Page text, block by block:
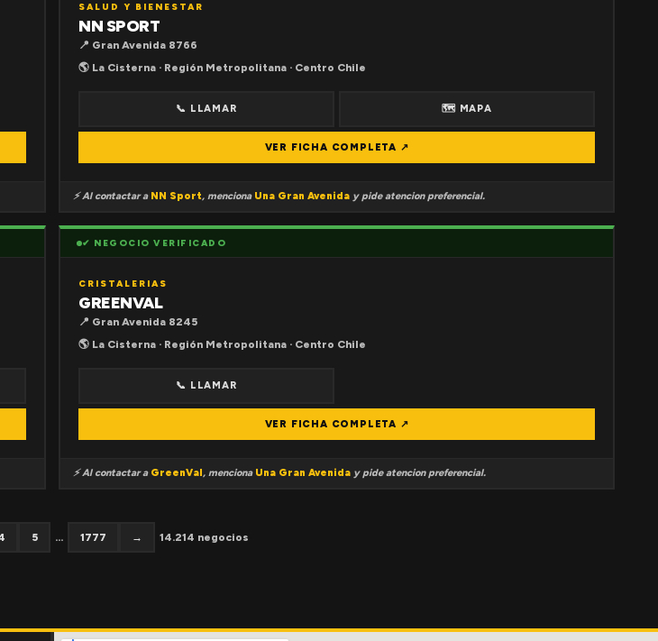
SALUD Y BIENESTAR
NN SPORT
📍 Gran Avenida 8766
🌎 La Cisterna · Región Metropolitana · Centro Chile
📞 LLAMAR 🗺 MAPA
VER FICHA COMPLETA ↗
⚡ Al contactar a NN Sport, menciona Una Gran Avenida y pide atencion preferencial.
✔ NEGOCIO VERIFICADO
CRISTALERIAS
GREENVAL
📍 Gran Avenida 8245
🌎 La Cisterna · Región Metropolitana · Centro Chile
📞 LLAMAR
VER FICHA COMPLETA ↗
⚡ Al contactar a GreenVal, menciona Una Gran Avenida y pide atencion preferencial.
5 ... 1777 → 14.214 negocios